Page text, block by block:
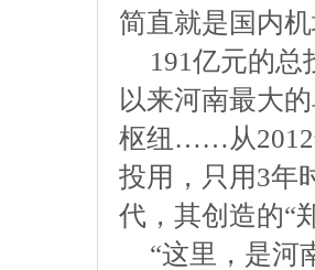
简直就是国内
191亿元的总
以来河南最大
枢纽……从2012
投用，只用3年
代，其创造的“
“这里，是河